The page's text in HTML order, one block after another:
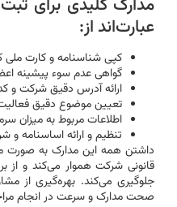
عبارت‌اند از:
کپی شناسنامه و کارت ملی
گواهی عدم سوء پیشینه
ارائه آدرس دقیق شرکت و
تعیین موضوع دقیق
اطلاعات مربوط به میزان
تنظیم و ارائه اساسنامه و
داشتن همه این مدارک به صورت
قانونی شرکت هموار می‌کند و از
صحت مدارک و سرعت در انجام